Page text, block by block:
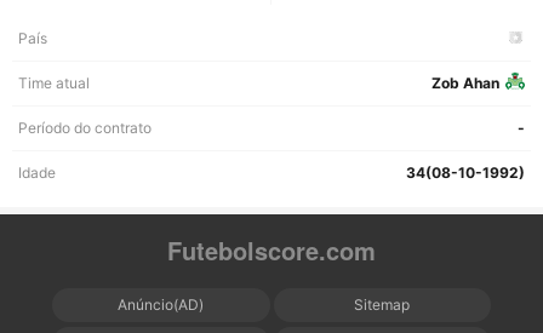
País
Time atual Zob Ahan
Período do contrato -
Idade 34(08-10-1992)
Futebolscore.com
Anúncio(AD) Sitemap